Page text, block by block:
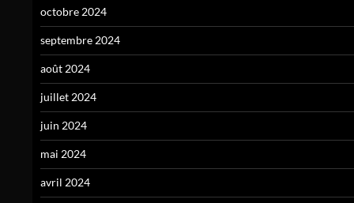
octobre 2024
septembre 2024
août 2024
juillet 2024
juin 2024
mai 2024
avril 2024